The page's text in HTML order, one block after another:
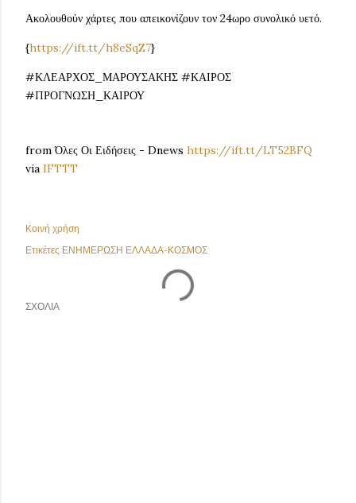
Ακολουθούν χάρτες που απεικονίζουν τον 24ωρο συνολικό υετό.
{https://ift.tt/h8eSqZ7}
#ΚΛΕΑΡΧΟΣ_ΜΑΡΟΥΣΑΚΗΣ #ΚΑΙΡΟΣ
#ΠΡΟΓΝΩΣΗ_ΚΑΙΡΟΥ
from Όλες Οι Ειδήσεις - Dnews https://ift.tt/LT52BFQ
via IFTTT
Κοινή χρήση
Ετικέτες ΕΝΗΜΕΡΩΣΗ ΕΛΛΑΔΑ-ΚΟΣΜΟΣ
ΣΧΌΛΙΑ